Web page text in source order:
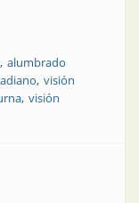
alumbrado
visión
visión
nocturna